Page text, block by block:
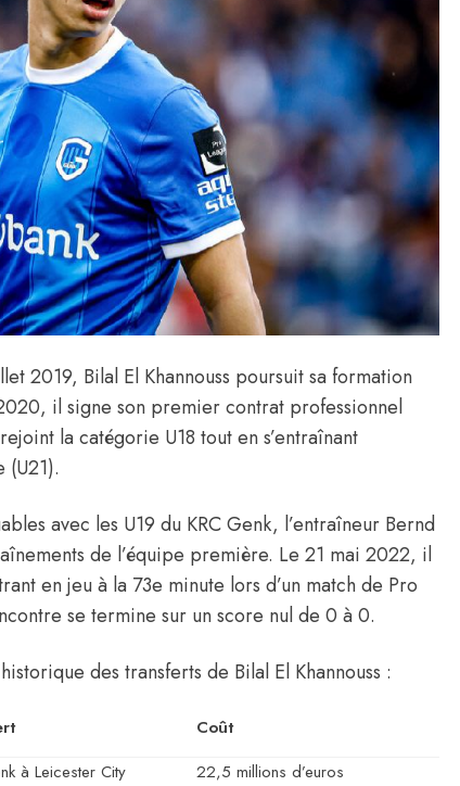
2019, Bilal El Khannouss poursuit sa formation
il signe son premier contrat professionnel
la catégorie U18 tout en s’entraînant
(U21).
avec les U19 du KRC Genk, l’entraîneur Bernd
de l’équipe première. Le 21 mai 2022, il
en jeu à la 73e minute lors d’un match de Pro
se termine sur un score nul de 0 à 0.
des transferts de Bilal El Khannouss :
Coût
à Leicester City
22,5 millions d’euros